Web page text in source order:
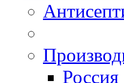
Россия